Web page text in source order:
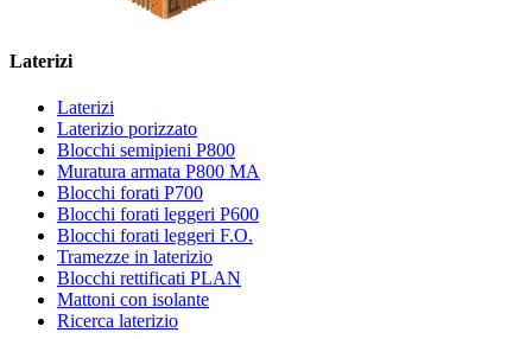
Laterizi
Laterizi
Laterizio porizzato
Blocchi semipieni P800
Muratura armata P800 MA
Blocchi forati P700
Blocchi forati leggeri P600
Blocchi forati leggeri F.O.
Tramezze in laterizio
Blocchi rettificati PLAN
Mattoni con isolante
Ricerca laterizio